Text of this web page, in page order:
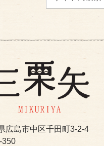
広島市中区千田町3-2-4
350